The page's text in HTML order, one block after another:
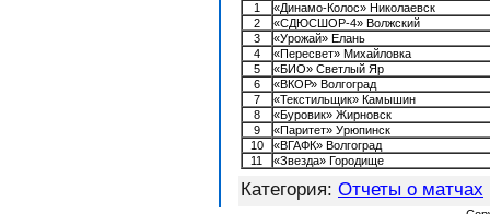
1
«Динамо-Колос» Николаевск
2
«СДЮСШОР-4» Волжский
3
«Урожай» Елань
4
«Пересвет» Михайловка
5
«БИО» Светлый Яр
6
«ВКОР» Волгоград
7
«Текстильщик» Камышин
8
«Буровик» Жирновск
9
«Паритет» Урюпинск
10
«ВГАФК» Волгоград
11
«Звезда» Городище
Категория: Отчеты о матчах